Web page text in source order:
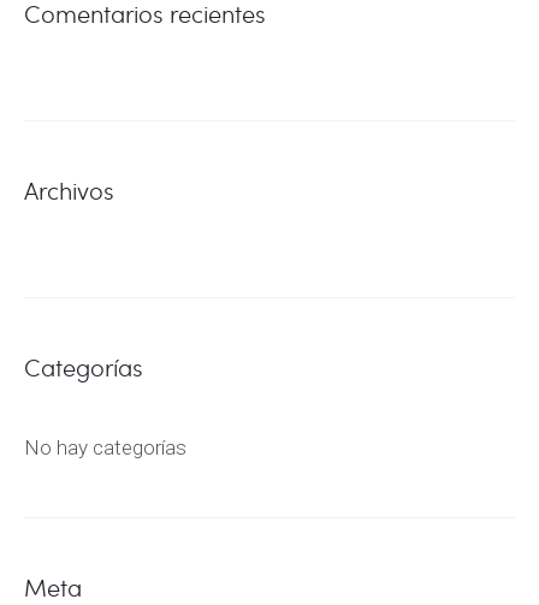
Comentarios recientes
Archivos
Categorías
No hay categorías
Meta